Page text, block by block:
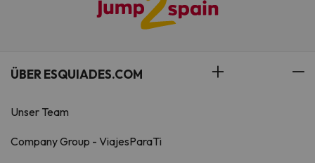
ÜBER ESQUIADES.COM
Unser Team
Company Group - ViajesParaTi